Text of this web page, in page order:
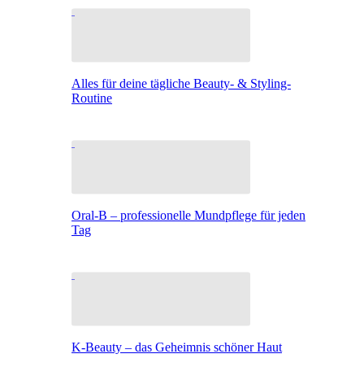
Alles für deine tägliche Beauty- & Styling-
Routine
Oral-B – professionelle Mundpflege für jeden
Tag
K-Beauty – das Geheimnis schöner Haut